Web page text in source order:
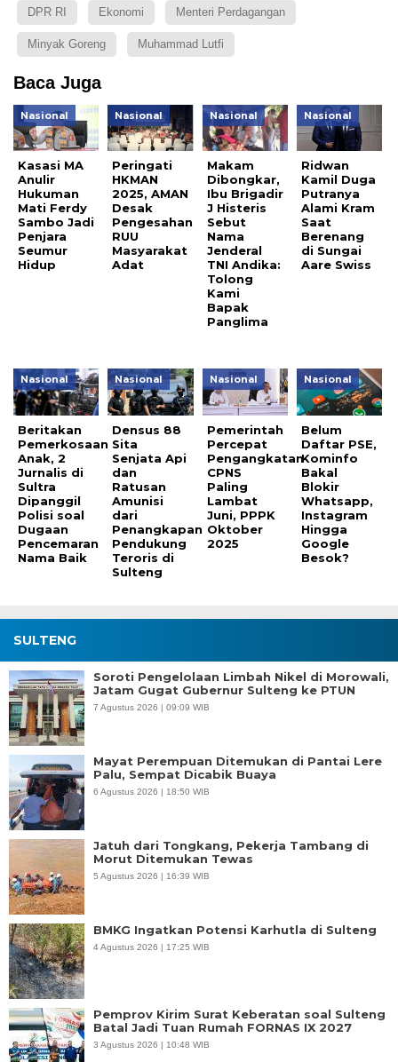
DPR RI Ekonomi Menteri Perdagangan
Minyak Goreng Muhammad Lutfi
Baca Juga
Nasional
Kasasi MA
Anulir
Hukuman
Mati Ferdy
Sambo Jadi
Penjara
Seumur
Hidup
Nasional
Peringati
HKMAN
2025, AMAN
Desak
Pengesahan
RUU
Masyarakat
Adat
Nasional
Makam
Dibongkar,
Ibu Brigadir
J Histeris
Sebut
Nama
Jenderal
TNI Andika:
Tolong
Kami
Bapak
Panglima
Nasional
Ridwan
Kamil Duga
Putranya
Alami Kram
Saat
Berenang
di Sungai
Aare Swiss
Nasional
Beritakan
Pemerkosaan
Anak, 2
Jurnalis di
Sultra
Dipanggil
Polisi soal
Dugaan
Pencemaran
Nama Baik
Nasional
Densus 88
Sita
Senjata Api
dan
Ratusan
Amunisi
dari
Penangkapan
Pendukung
Teroris di
Sulteng
Nasional
Pemerintah
Percepat
Pengangkatan
CPNS
Paling
Lambat
Juni, PPPK
Oktober
2025
Nasional
Belum
Daftar PSE,
Kominfo
Bakal
Blokir
Whatsapp,
Instagram
Hingga
Google
Besok?
SULTENG
Soroti Pengelolaan Limbah Nikel di Morowali,
Jatam Gugat Gubernur Sulteng ke PTUN
7 Agustus 2026 | 09:09 WIB
Mayat Perempuan Ditemukan di Pantai Lere
Palu, Sempat Dicabik Buaya
6 Agustus 2026 | 18:50 WIB
Jatuh dari Tongkang, Pekerja Tambang di
Morut Ditemukan Tewas
5 Agustus 2026 | 16:39 WIB
BMKG Ingatkan Potensi Karhutla di Sulteng
4 Agustus 2026 | 17:25 WIB
Pemprov Kirim Surat Keberatan soal Sulteng
Batal Jadi Tuan Rumah FORNAS IX 2027
3 Agustus 2026 | 10:48 WIB